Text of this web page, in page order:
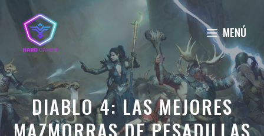
contenido
MENÚ
DIABLO 4: LAS MEJORES
MAZMORRAS DE PESADILLAS